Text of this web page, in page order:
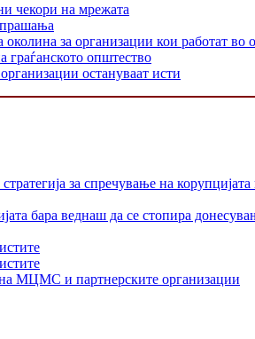
чекори на мрежата
прашања
за организации кои работат во
граѓанското општество
остануваат исти
за спречување на
бара веднаш да се стопира
МЦМС и партнерските организации